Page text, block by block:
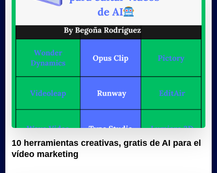
10 herramientas creativas, gratis de AI para el
vídeo marketing